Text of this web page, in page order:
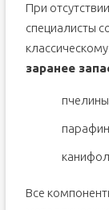
При
специалисты
заранее
Все